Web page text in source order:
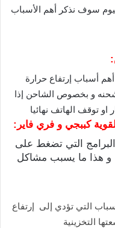
سوف نذكر أهم الأسباب
أسباب إرتفاع حرارة
شحنه و بخصوص الشاحن إذا
توقف الهاتف نهائيا
البرامج التي تضغط على
و هذا ما يسبب مشاكل
التي تؤدي إلى إرتفاع
التخزينية